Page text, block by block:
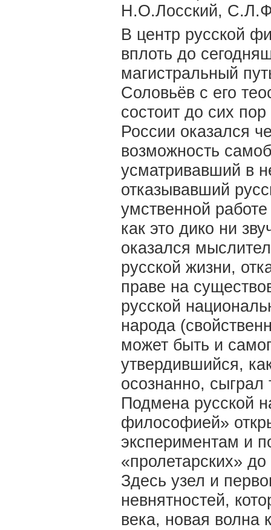
Н.О.Лосский,
В центр русской
вплоть до
магистральный
Соловьёв с его
состоит до сих
России оказался
возможность
усматривавший в
отказывавший
умственной
как это дико ни
оказался
русской жизни,
праве на
русской
народа
может быть и
утвердившийся,
осознанно, сыграл
Подмена русской
философией»
экспериментам и
«пролетарских»
Здесь узел и
невнятностей,
века, новая волна